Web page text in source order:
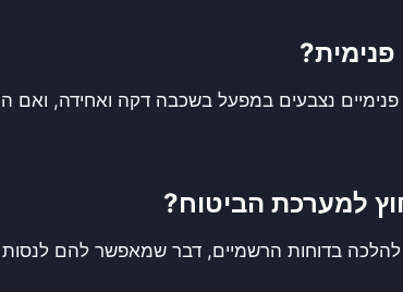
נצבעים במפעל בשכבה דקה ואחידה, ואם
למערכת הביטוח?
להלכה בדוחות הרשמיים, דבר שמאפשר להם